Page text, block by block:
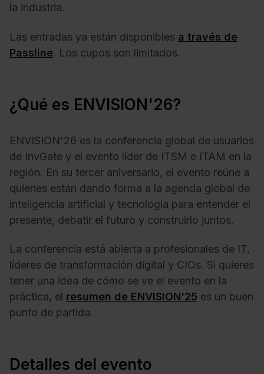
la industria.
Las entradas ya están disponibles a través de
Passline. Los cupos son limitados.
¿Qué es ENVISION'26?
ENVISION'26 es la conferencia global de usuarios
de InvGate y el evento líder de ITSM e ITAM en la
región. En su tercer aniversario, el evento reúne a
quienes están dando forma a la agenda global de
inteligencia artificial y tecnología para entender el
presente, debatir el futuro y construirlo juntos.
La conferencia está abierta a profesionales de IT,
líderes de transformación digital y CIOs. Si quieres
tener una idea de cómo se ve el evento en la
práctica, el resumen de ENVISION'25 es un buen
punto de partida.
Detalles del evento